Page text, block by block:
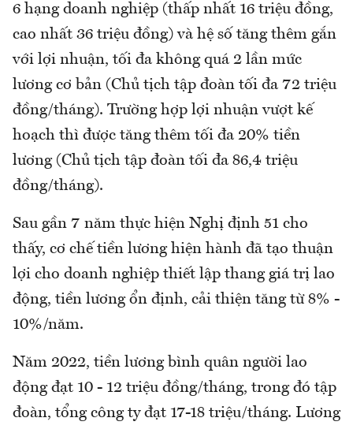
6 hạng doanh nghiệp (thấp nhất 16 triệu đồng,
cao nhất 36 triệu đồng) và hệ số tăng thêm gắn
với lợi nhuận, tối đa không quá 2 lần mức
lương cơ bản (Chủ tịch tập đoàn tối đa 72 triệu
đồng/tháng). Trường hợp lợi nhuận vượt kế
hoạch thì được tăng thêm tối đa 20% tiền
lương (Chủ tịch tập đoàn tối đa 86,4 triệu
đồng/tháng).
Sau gần 7 năm thực hiện Nghị định 51 cho
thấy, cơ chế tiền lương hiện hành đã tạo thuận
lợi cho doanh nghiệp thiết lập thang giá trị lao
động, tiền lương ổn định, cải thiện tăng từ 8% -
10%/năm.
Năm 2022, tiền lương bình quân người lao
động đạt 10 - 12 triệu đồng/tháng, trong đó tập
đoàn, tổng công ty đạt 17-18 triệu/tháng. Lương